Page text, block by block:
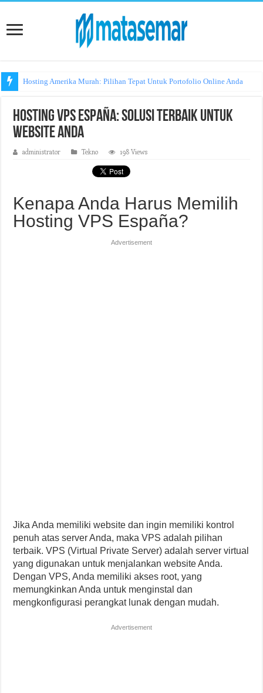
Hosting Amerika Murah: Pilihan Tepat Untuk Portofolio Online Anda
Hosting VPS España: Solusi Terbaik untuk
Website Anda
administrator Tekno 198 Views
Kenapa Anda Harus Memilih
Hosting VPS España?
Advertisement
Jika Anda memiliki website dan ingin memiliki kontrol
penuh atas server Anda, maka VPS adalah pilihan
terbaik. VPS (Virtual Private Server) adalah server virtual
yang digunakan untuk menjalankan website Anda.
Dengan VPS, Anda memiliki akses root, yang
memungkinkan Anda untuk menginstal dan
mengkonfigurasi perangkat lunak dengan mudah.
Advertisement